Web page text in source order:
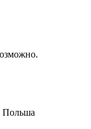
Польша